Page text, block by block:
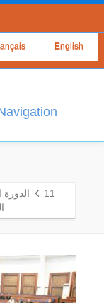
English
11
الدورة